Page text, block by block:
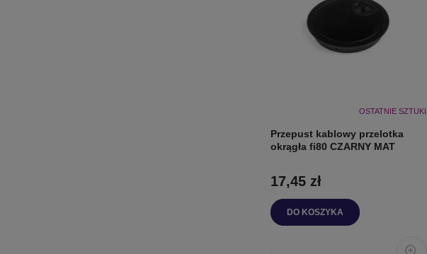
OSTATNIE SZTUKI
Przepust kablowy przelotka
okrągła fi80 CZARNY MAT
17,45 zł
DO KOSZYKA